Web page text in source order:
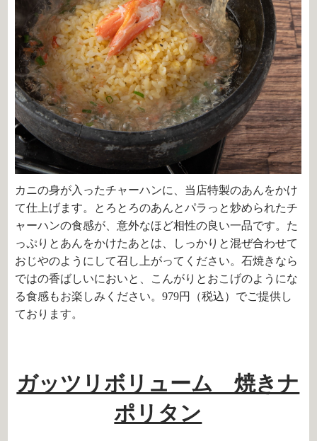
カニの身が入ったチャーハンに、当店特製のあんをかけ
て仕上げます。とろとろのあんとパラっと炒められたチ
ャーハンの食感が、意外なほど相性の良い一品です。た
っぷりとあんをかけたあとは、しっかりと混ぜ合わせて
おじやのようにして召し上がってください。石焼きなら
ではの香ばしいにおいと、こんがりとおこげのようにな
る食感もお楽しみください。979円（税込）でご提供し
ております。
ガッツリボリューム 焼きナ
ポリタン